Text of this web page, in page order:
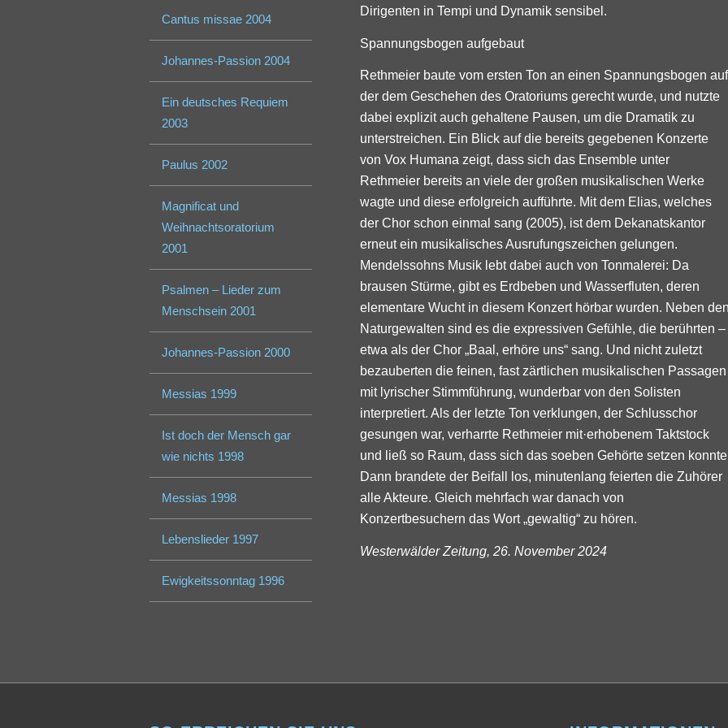
Cantus missae 2004
Johannes-Passion 2004
Ein deutsches Requiem
2003
Paulus 2002
Magnificat und
Weihnachtsoratorium
2001
Psalmen – Lieder zum
Menschsein 2001
Johannes-Passion 2000
Messias 1999
Ist doch der Mensch gar
wie nichts 1998
Messias 1998
Lebenslieder 1997
Ewigkeitssonntag 1996
Dirigenten in Tempi und Dynamik sensibel.
Spannungsbogen aufgebaut
Rethmeier baute vom ersten Ton an einen Spannungsbogen
der dem Geschehen des Oratoriums gerecht wurde, und nutzte
dabei explizit auch gehaltene Pausen, um die Dramatik zu
unterstreichen. Ein Blick auf die bereits gegebenen Konzerte
von Vox Humana zeigt, dass sich das Ensemble unter
Rethmeier bereits an viele der großen musikalischen Werke
wagte und diese erfolgreich aufführte. Mit dem Elias, welches
der Chor schon einmal sang (2005), ist dem Dekanatskantor
erneut ein musikalisches Ausrufungszeichen gelungen.
Mendelssohns Musik lebt dabei auch von Tonmalerei: Da
brausen Stürme, gibt es Erdbeben und Wasserfluten, deren
elementare Wucht in diesem Konzert hörbar wurden. Neben
Naturgewalten sind es die expressiven Gefühle, die berührten –
etwa als der Chor „Baal, erhöre uns“ sang. Und nicht zuletzt
bezauberten die feinen, fast zärtlichen musikalischen Passagen
mit lyrischer Stimmführung, wunderbar von den Solisten
interpretiert. Als der letzte Ton verklungen, der Schlusschor
gesungen war, verharrte Rethmeier mit·erhobenem Taktstock
und ließ so Raum, dass sich das soeben Gehörte setzen
Dann brandete der Beifall los, minutenlang feierten die Zuhörer
alle Akteure. Gleich mehrfach war danach von
Konzertbesuchern das Wort „gewaltig“ zu hören.
Westerwälder Zeitung, 26. November 2024